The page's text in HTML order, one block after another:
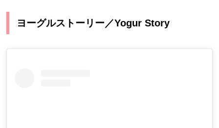
ヨーグルストーリー／Yogur Story